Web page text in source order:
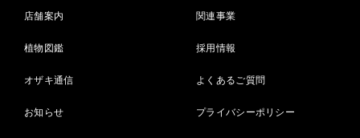
店舗案内
植物図鑑
オザキ通信
お知らせ
関連事業
採用情報
よくあるご質問
プライバシーポリシー